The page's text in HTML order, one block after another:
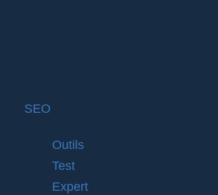
SEO
Outils
Test
Expert